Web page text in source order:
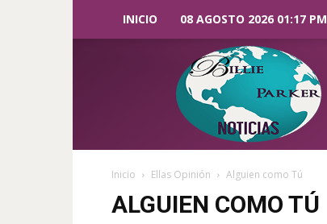
INICIO 08 AGOSTO 2026 01:17 PM
Parker
Noticias
Inicio Ellas Opinión Alguien como Tú
ALGUIEN COMO TÚ